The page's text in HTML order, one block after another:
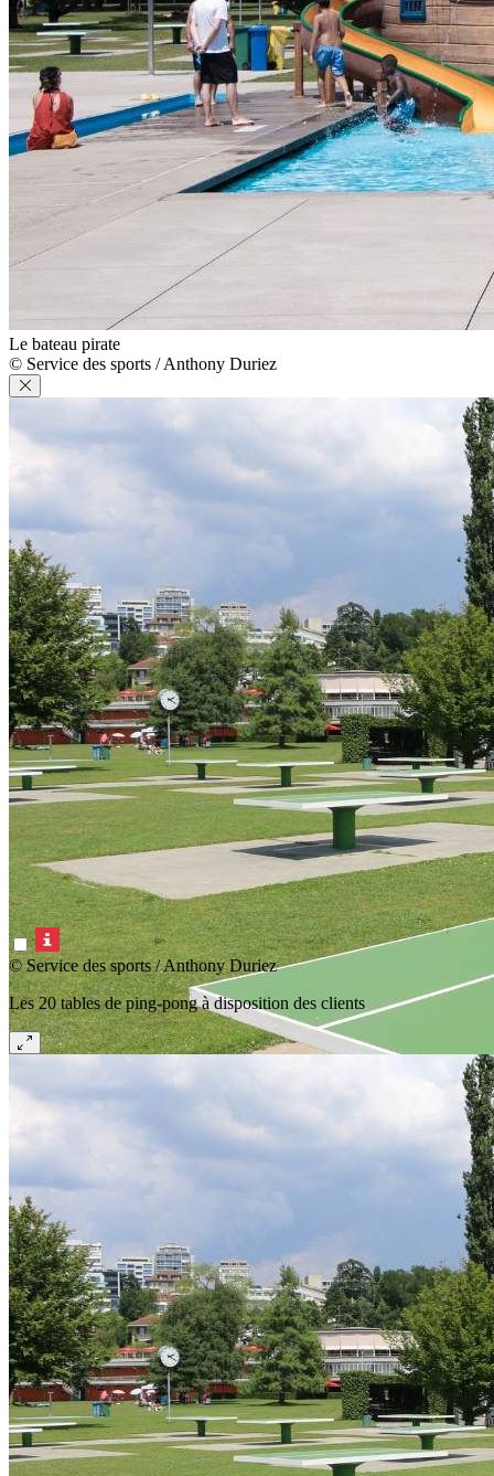
Le bateau pirate
© Service des sports / Anthony Duriez
© Service des sports / Anthony Duriez
Les 20 tables de ping-pong à disposition des clients